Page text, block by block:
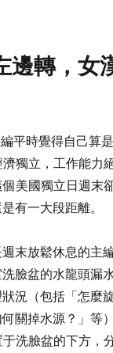
邊轉，女
平時覺得自己算
獨立，工作能力
美國獨立日週末
有一大段距離。
末放鬆休息的主
臉盆的水龍頭漏
況（包括「怎麼
關掉水源？」等
洗臉盆的下方，